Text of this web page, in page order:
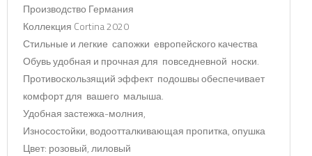
Производство Германия
Коллекция Cortina 2020
Стильные и легкие сапожки европейского качества
Обувь удобная и прочная для повседневной носки.
Противоскользящий эффект подошвы обеспечивает
комфорт для вашего малыша.
Удобная застежка-молния,
Износостойки, водоотталкивающая пропитка, опушка
Цвет: розовый, лиловый